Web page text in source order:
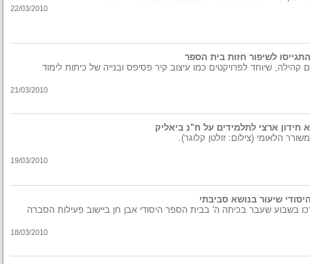
22/03/2010
לשיפור חזות בית הספר
שיוחד לפרויקטים כמו עיצוב קיר פסיפס ובנייה של כיתות לימוד
21/03/2010
ארצי לתלמידים על ח"נ ביאליק
הלאומי (צילום: זולטן קלוגר).
19/03/2010
שיעור בנושא סביבתי
בשבוע שעבר בכיתה ה' בבית הספר היסודי אבן חן ביישוב פעילות הסברה
18/03/2010